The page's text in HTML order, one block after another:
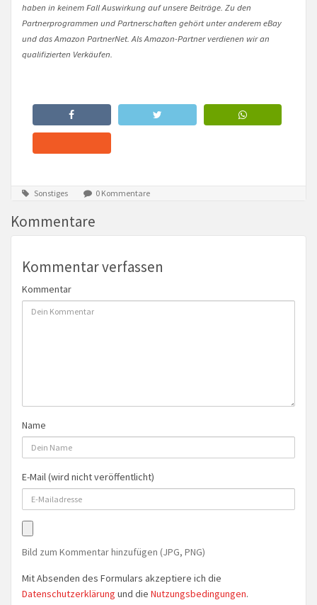
haben in keinem Fall Auswirkung auf unsere Beiträge. Zu den
Partnerprogrammen und Partnerschaften gehört unter anderem eBay
und das Amazon PartnerNet. Als Amazon-Partner verdienen wir an
qualifizierten Verkäufen.
Sonstiges 0 Kommentare
Kommentare
Kommentar verfassen
Kommentar
Name
E-Mail (wird nicht veröffentlicht)
Bild zum Kommentar hinzufügen (JPG, PNG)
Mit Absenden des Formulars akzeptiere ich die
Datenschutzerklärung und die Nutzungsbedingungen.